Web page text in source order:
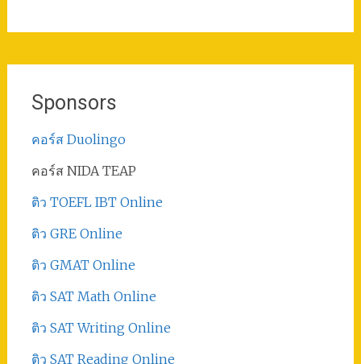
Sponsors
คอร์ส Duolingo
คอร์ส NIDA TEAP
ติว TOEFL IBT Online
ติว GRE Online
ติว GMAT Online
ติว SAT Math Online
ติว SAT Writing Online
ติว SAT Reading Online